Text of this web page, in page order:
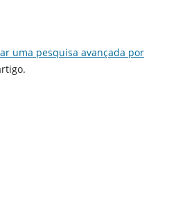
uma pesquisa avançada por